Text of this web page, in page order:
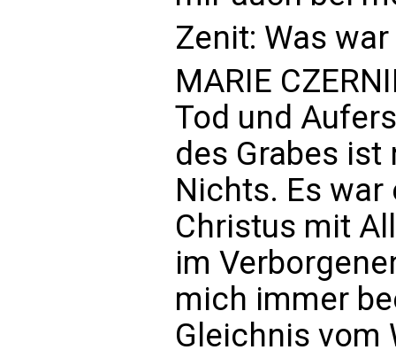
Zenit: Was
MARIE
Tod und
des Grabes
Nichts. Es
Christus mit
im
mich immer
Gleichnis vom